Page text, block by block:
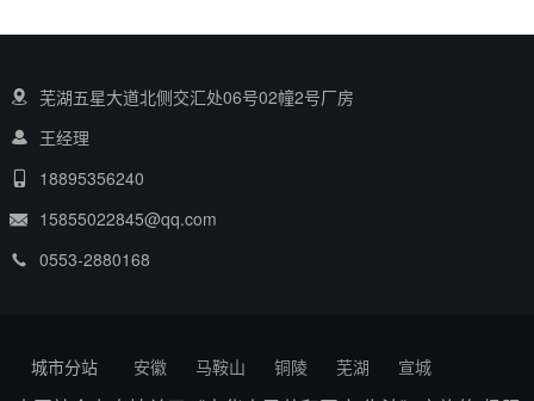
芜湖五星大道北侧交汇处06号02幢2号厂房
王经理
18895356240
15855022845@qq.com
0553-2880168
城市分站 安徽 马鞍山 铜陵 芜湖 宣城